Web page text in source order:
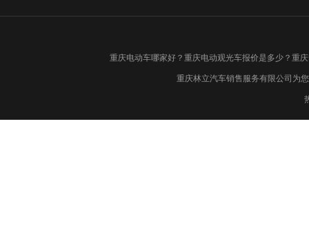
重庆电动车哪家好？重庆电动观光车报价是多少？重
重庆林立汽车销售服务有限公司为